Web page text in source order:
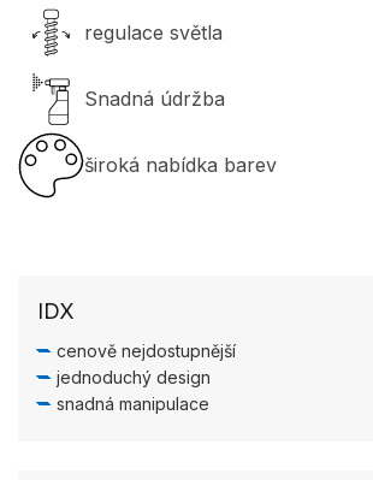
regulace světla
Snadná údržba
široká nabídka barev
IDX
cenově nejdostupnější
jednoduchý design
snadná manipulace